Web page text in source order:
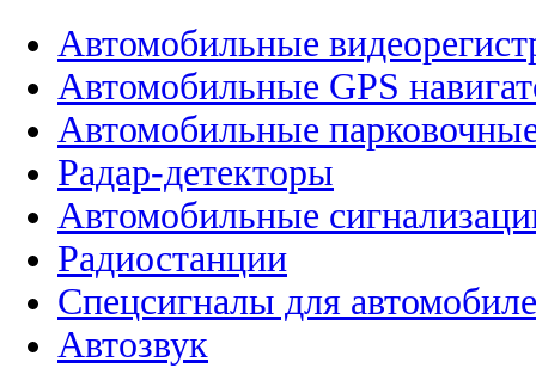
Автомобильные
Автомобильные GPS
Автомобильные
Радар-детекторы
Автомобильные
Радиостанции
Спецсигналы для
Автозвук